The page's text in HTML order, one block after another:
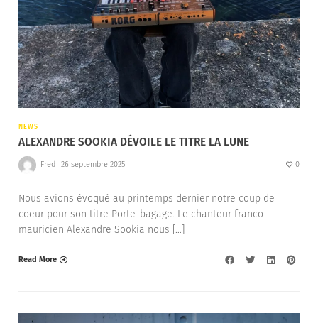
NEWS
ALEXANDRE SOOKIA DÉVOILE LE TITRE LA LUNE
Fred 26 septembre 2025 0
Nous avions évoqué au printemps dernier notre coup de
coeur pour son titre Porte-bagage. Le chanteur franco-
mauricien Alexandre Sookia nous […]
Read More